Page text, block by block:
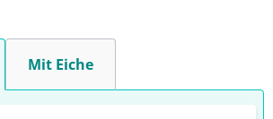
Mit Eiche